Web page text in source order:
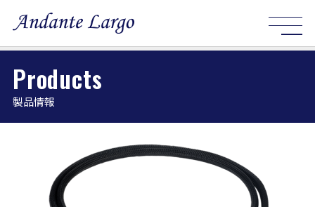
Products
製品情報